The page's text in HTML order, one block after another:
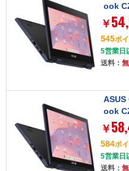
ook
ソコ
￥
545ポ
5営業日
送料：
ASUS
ook
ソコ
￥
584ポ
5営業日
送料：